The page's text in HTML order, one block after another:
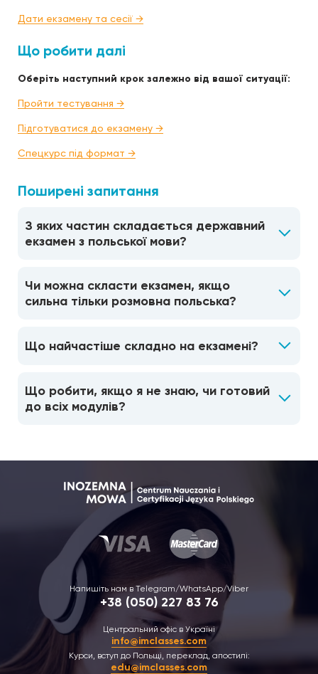
Дати екзамену та сесії →
Що робити далі
Оберіть наступний крок залежно від вашої ситуації:
Пройти тестування →
Підготуватися до екзамену →
Спецкурс під формат →
Поширені запитання
З яких частин складається державний
екзамен з польської мови?
Чи можна скласти екзамен, якщо
сильна тільки розмовна польська?
Що найчастіше складно на екзамені?
Що робити, якщо я не знаю, чи готовий
до всіх модулів?
Напишіть нам в Telegram/WhatsApp/Viber
+38 (050) 227 83 76
Центральний офіс в Україні
info@imclasses.com
Курси, вступ до Польщі, переклад, апостилі:
edu@imclasses.com